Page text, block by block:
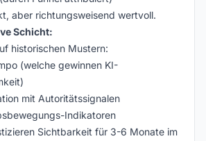
aber richtungsweisend wertvoll.
Schicht:
historischen Mustern:
(welche gewinnen KI-
mit Autoritätssignalen
Indikatoren
Sichtbarkeit für 3-6 Monate im